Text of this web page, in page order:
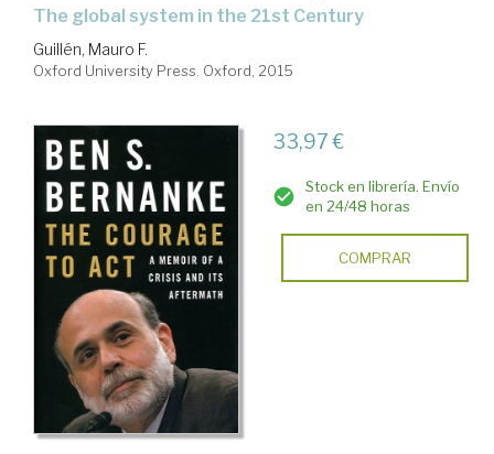
the global system in the 21st Century
Guillén, Mauro F.
Oxford University Press. Oxford, 2015
33,97 €
Stock en librería. Envío
en 24/48 horas
COMPRAR